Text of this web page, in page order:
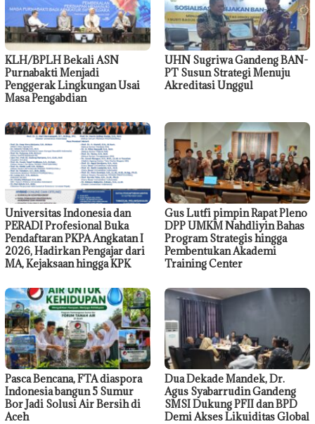
KLH/BPLH Bekali ASN
Purnabakti Menjadi
Penggerak Lingkungan Usai
Masa Pengabdian
UHN Sugriwa Gandeng BAN-
PT Susun Strategi Menuju
Akreditasi Unggul
Universitas Indonesia dan
PERADI Profesional Buka
Pendaftaran PKPA Angkatan I
2026, Hadirkan Pengajar dari
MA, Kejaksaan hingga KPK
Gus Lutfi pimpin Rapat Pleno
DPP UMKM Nahdliyin Bahas
Program Strategis hingga
Pembentukan Akademi
Training Center
Pasca Bencana, FTA diaspora
Indonesia bangun 5 Sumur
Bor Jadi Solusi Air Bersih di
Aceh
Dua Dekade Mandek, Dr.
Agus Syabarrudin Gandeng
SMSI Dukung PFII dan BPD
Demi Akses Likuiditas Global